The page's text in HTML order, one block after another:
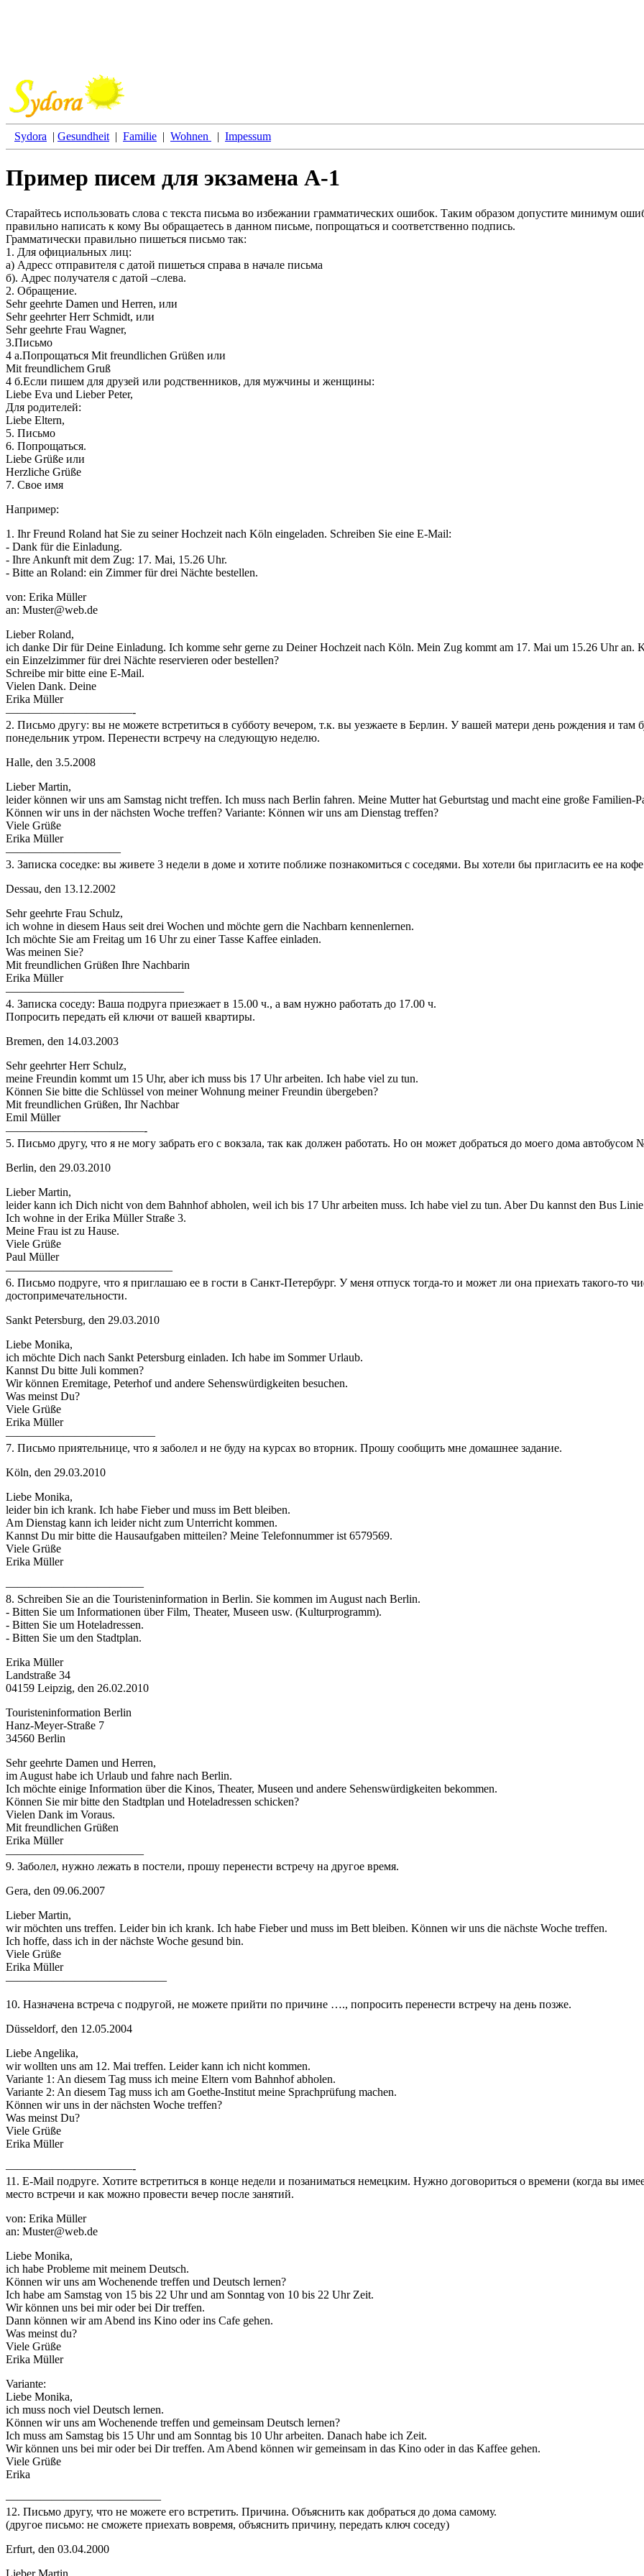
Sydora | Gesundheit | Familie | Wohnen | Impessum
Пример писем для экзамена А-1
Старайтесь использовать слова с текста письма во избежании грамматических ошибок. Таким образом допустите минимум
правильно написать к кому Вы обращаетесь в данном письме, попрощаться и соответственно подпись.
Грамматически правильно пишеться письмо так:
1. Для официальных лиц:
а) Адресс отправителя с датой пишеться справа в начале письма
б). Адрес получателя с датой –слева.
2. Обращение.
Sehr geehrte Damen und Herren, или
Sehr geehrter Herr Schmidt, или
Sehr geehrte Frau Wagner,
3.Письмо
4 a.Попрощаться Mit freundlichen Grüßen или
Mit freundlichem Gruß
4 б.Если пишем для друзей или родственников, для мужчины и женщины:
Liebe Eva und Lieber Peter,
Для родителей:
Liebe Eltern,
5. Письмо
6. Попрощаться.
Liebe Grüße или
Herzliche Grüße
7. Свое имя
Например:
1. Ihr Freund Roland hat Sie zu seiner Hochzeit nach Köln eingeladen. Schreiben Sie eine E-Mail:
- Dank für die Einladung.
- Ihre Ankunft mit dem Zug: 17. Mai, 15.26 Uhr.
- Bitte an Roland: ein Zimmer für drei Nächte bestellen.
von: Erika Müller
an: Muster@web.de
Lieber Roland,
ich danke Dir für Deine Einladung. Ich komme sehr gerne zu Deiner Hochzeit nach Köln. Mein Zug kommt am 17. Mai um 15.26 Uhr an.
ein Einzelzimmer für drei Nächte reservieren oder bestellen?
Schreibe mir bitte eine E-Mail.
Vielen Dank. Deine
Erika Müller
———————————-
2. Письмо другу: вы не можете встретиться в субботу вечером, т.к. вы уезжаете в Берлин. У вашей матери день рождения и там
понедельник утром. Перенести встречу на следующую неделю.
Halle, den 3.5.2008
Lieber Martin,
leider können wir uns am Samstag nicht treffen. Ich muss nach Berlin fahren. Meine Mutter hat Geburtstag und macht eine große Familien-
Können wir uns in der nächsten Woche treffen? Variante: Können wir uns am Dienstag treffen?
Viele Grüße
Erika Müller
——————————
3. Записка соседке: вы живете 3 недели в доме и хотите поближе познакомиться с соседями. Вы хотели бы пригласить ее на
Dessau, den 13.12.2002
Sehr geehrte Frau Schulz,
ich wohne in diesem Haus seit drei Wochen und möchte gern die Nachbarn kennenlernen.
Ich möchte Sie am Freitag um 16 Uhr zu einer Tasse Kaffee einladen.
Was meinen Sie?
Mit freundlichen Grüßen Ihre Nachbarin
Erika Müller
———————————————–
4. Записка соседу: Ваша подруга приезжает в 15.00 ч., а вам нужно работать до 17.00 ч.
Попросить передать ей ключи от вашей квартиры.
Bremen, den 14.03.2003
Sehr geehrter Herr Schulz,
meine Freundin kommt um 15 Uhr, aber ich muss bis 17 Uhr arbeiten. Ich habe viel zu tun.
Können Sie bitte die Schlüssel von meiner Wohnung meiner Freundin übergeben?
Mit freundlichen Grüßen, Ihr Nachbar
Emil Müller
————————————-
5. Письмо другу, что я не могу забрать его с вокзала, так как должен работать. Но он может добраться до моего дома
Berlin, den 29.03.2010
Lieber Martin,
leider kann ich Dich nicht von dem Bahnhof abholen, weil ich bis 17 Uhr arbeiten muss. Ich habe viel zu tun. Aber Du kannst den Bus
Ich wohne in der Erika Müller Straße 3.
Meine Frau ist zu Hause.
Viele Grüße
Paul Müller
——————————————–
6. Письмо подруге, что я приглашаю ее в гости в Санкт-Петербург. У меня отпуск тогда-то и может ли она приехать такого-то
достопримечательности.
Sankt Petersburg, den 29.03.2010
Liebe Monika,
ich möchte Dich nach Sankt Petersburg einladen. Ich habe im Sommer Urlaub.
Kannst Du bitte Juli kommen?
Wir können Eremitage, Peterhof und andere Sehenswürdigkeiten besuchen.
Was meinst Du?
Viele Grüße
Erika Müller
—————————————
7. Письмо приятельнице, что я заболел и не буду на курсах во вторник. Прошу сообщить мне домашнее задание.
Köln, den 29.03.2010
Liebe Monika,
leider bin ich krank. Ich habe Fieber und muss im Bett bleiben.
Am Dienstag kann ich leider nicht zum Unterricht kommen.
Kannst Du mir bitte die Hausaufgaben mitteilen? Meine Telefonnummer ist 6579569.
Viele Grüße
Erika Müller
————————————
8. Schreiben Sie an die Touristeninformation in Berlin. Sie kommen im August nach Berlin.
- Bitten Sie um Informationen über Film, Theater, Museen usw. (Kulturprogramm).
- Bitten Sie um Hoteladressen.
- Bitten Sie um den Stadtplan.
Erika Müller
Landstraße 34
04159 Leipzig, den 26.02.2010
Touristeninformation Berlin
Hanz-Meyer-Straße 7
34560 Berlin
Sehr geehrte Damen und Herren,
im August habe ich Urlaub und fahre nach Berlin.
Ich möchte einige Information über die Kinos, Theater, Museen und andere Sehenswürdigkeiten bekommen.
Können Sie mir bitte den Stadtplan und Hoteladressen schicken?
Vielen Dank im Voraus.
Mit freundlichen Grüßen
Erika Müller
————————————
9. Заболел, нужно лежать в постели, прошу перенести встречу на другое время.
Gera, den 09.06.2007
Lieber Martin,
wir möchten uns treffen. Leider bin ich krank. Ich habe Fieber und muss im Bett bleiben. Können wir uns die nächste Woche treffen.
Ich hoffe, dass ich in der nächste Woche gesund bin.
Viele Grüße
Erika Müller
——————————————
10. Назначена встреча с подругой, не можете прийти по причине …., попросить перенести встречу на день позже.
Düsseldorf, den 12.05.2004
Liebe Angelika,
wir wollten uns am 12. Mai treffen. Leider kann ich nicht kommen.
Variante 1: An diesem Tag muss ich meine Eltern vom Bahnhof abholen.
Variante 2: An diesem Tag muss ich am Goethe-Institut meine Sprachprüfung machen.
Können wir uns in der nächsten Woche treffen?
Was meinst Du?
Viele Grüße
Erika Müller
———————————-
11. E-Mail подруге. Хотите встретиться в конце недели и позаниматься немецким. Нужно договориться о времени (когда вы
место встречи и как можно провести вечер после занятий.
von: Erika Müller
an: Muster@web.de
Liebe Monika,
ich habe Probleme mit meinem Deutsch.
Können wir uns am Wochenende treffen und Deutsch lernen?
Ich habe am Samstag von 15 bis 22 Uhr und am Sonntag von 10 bis 22 Uhr Zeit.
Wir können uns bei mir oder bei Dir treffen.
Dann können wir am Abend ins Kino oder ins Cafe gehen.
Was meinst du?
Viele Grüße
Erika Müller
Variante:
Liebe Monika,
ich muss noch viel Deutsch lernen.
Können wir uns am Wochenende treffen und gemeinsam Deutsch lernen?
Ich muss am Samstag bis 15 Uhr und am Sonntag bis 10 Uhr arbeiten. Danach habe ich Zeit.
Wir können uns bei mir oder bei Dir treffen. Am Abend können wir gemeinsam in das Kino oder in das Kaffee gehen.
Viele Grüße
Erika
—————————————–
12. Письмо другу, что не можете его встретить. Причина. Объяснить как добраться до дома самому.
(другое письмо: не сможете приехать вовремя, объяснить причину, передать ключ соседу)
Erfurt, den 03.04.2000
Lieber Martin,